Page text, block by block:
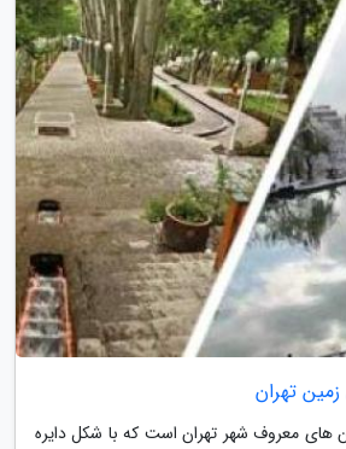
زمین تهران
های معروف شهر تهران است که با شکل دایره